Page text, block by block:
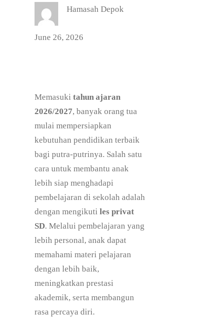
Hamasah Depok
June 26, 2026
Memasuki tahun ajaran
2026/2027, banyak orang tua
mulai mempersiapkan
kebutuhan pendidikan terbaik
bagi putra-putrinya. Salah satu
cara untuk membantu anak
lebih siap menghadapi
pembelajaran di sekolah adalah
dengan mengikuti les privat
SD. Melalui pembelajaran yang
lebih personal, anak dapat
memahami materi pelajaran
dengan lebih baik,
meningkatkan prestasi
akademik, serta membangun
rasa percaya diri.